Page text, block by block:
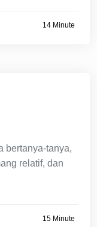
14 Minute
bertanya-tanya,
relatif, dan
15 Minute